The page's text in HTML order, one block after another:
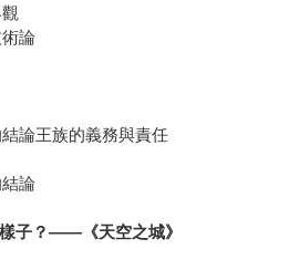
論
論王族的義務與責任
論
子？——《天空之城》